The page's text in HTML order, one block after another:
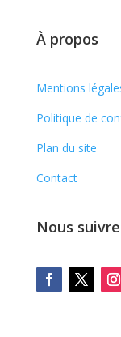
À propos
Mentions
Politique de
Plan du site
Contact
Nous suivre